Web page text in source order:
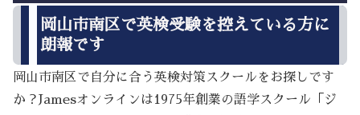
岡山市南区で英検受験を控えている方に
朗報です
岡山市南区で自分に合う英検対策スクールをお探しです
か？Jamesオンラインは1975年創業の語学スクール「ジ